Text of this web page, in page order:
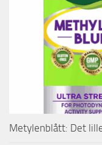
Metylenblått: Det